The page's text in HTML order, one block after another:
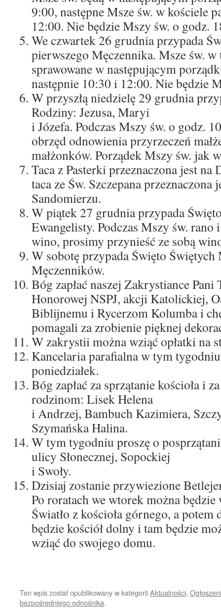
9:00, następne Msze św. w kościele
12:00. Nie będzie Mszy św. o godz.
We czwartek 26 grudnia przypada
pierwszego Męczennika. Msze św.
sprawowane w następującym
następnie 10:30 i 12:00. Nie będzie
W przyszłą niedzielę 29 grudnia
Rodziny: Jezusa, Maryi
i Józefa. Podczas Mszy św. o godz.
obrzęd odnowienia przyrzeczeń
małżonków. Porządek Mszy św. jak
Taca z Pasterki przeznaczona jest
taca ze Św. Szczepana przeznaczona
Sandomierzu.
W piątek 27 grudnia przypada
Ewangelisty. Podczas Mszy św.
wino, prosimy przynieść ze sobą
W sobotę przypada Święto Świętych
Męczenników.
Bóg zapłać naszej Zakrystiance Pani
Honorowej NSPJ, akcji Katolickiej,
Biblijnemu i Rycerzom Kolumba i
pomagali za zrobienie pięknej
W zakrystii można wziąć opłatki na
Kancelaria parafialna w tym
poniedziałek.
Bóg zapłać za sprzątanie kościoła i
rodzinom: Lisek Helena
i Andrzej, Bambuch Kazimiera,
Szymańska Halina.
W tym tygodniu proszę o
ulicy Słonecznej, Sopockiej
i Swoły.
Dzisiaj zostanie przywiezione
Po roratach we wtorek można
Światło z kościoła górnego, a
będzie kościół dolny i tam będzie
wziąć do swojego domu.
Ten wpis został opublikowany w kategoriiAktualności,
bezpośredniego odnośnika.